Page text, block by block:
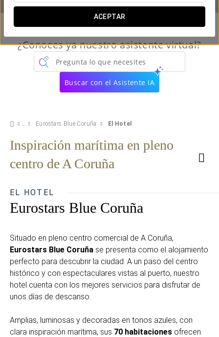
ACEPTAR
¿Conoces ya nuestro asistente virtual?
Pregunta lo que necesites
Buscar con el Asistente IA
Eurostars Blue Coruña El Hotel
Inspiración marítima en pleno
centro de A Coruña
EL HOTEL
Eurostars Blue Coruña
Situado en pleno centro comercial de A Coruña,
Eurostars Blue Coruña se presenta como el alojamiento
perfecto para descubrir la ciudad. A un paso del centro
histórico y con espectaculares vistas al puerto, nuestro
hotel cuenta con los mejores servicios para disfrutar de
unos días de descanso.
Amplias, luminosas y decoradas en tonos azules, con
clara inspiración marítima, sus 70 habitaciones ofrecen